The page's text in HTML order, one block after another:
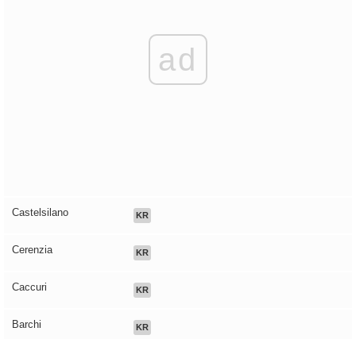
ad
Castelsilano KR
Cerenzia KR
Caccuri KR
Barchi KR